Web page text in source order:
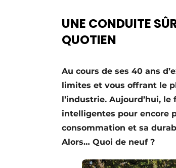
S’inscrire
Termes et conditions
UNE CONDUITE
QUOTIEN
Au cours de ses 40 ans
limites et vous offrant le
l’industrie. Aujourd’hui,
intelligentes pour encore
consommation et sa
Alors… Quoi de neuf ?